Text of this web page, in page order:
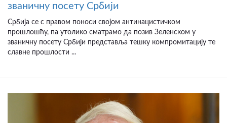
званичну посету Србији
Србија се с правом поноси својом антинацистичком
прошлошћу, па утолико сматрамо да позив Зеленском у
званичну посету Србији представља тешку компромитацију те
славне прошлости ...